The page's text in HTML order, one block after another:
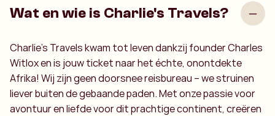
Wat en wie is Charlie's Travels?
Charlie’s Travels kwam tot leven dankzij founder Charles
Witlox en is jouw ticket naar het échte, onontdekte
Afrika! Wij zijn geen doorsnee reisbureau – we struinen
liever buiten de gebaande paden. Met onze passie voor
avontuur en liefde voor dit prachtige continent, creëren